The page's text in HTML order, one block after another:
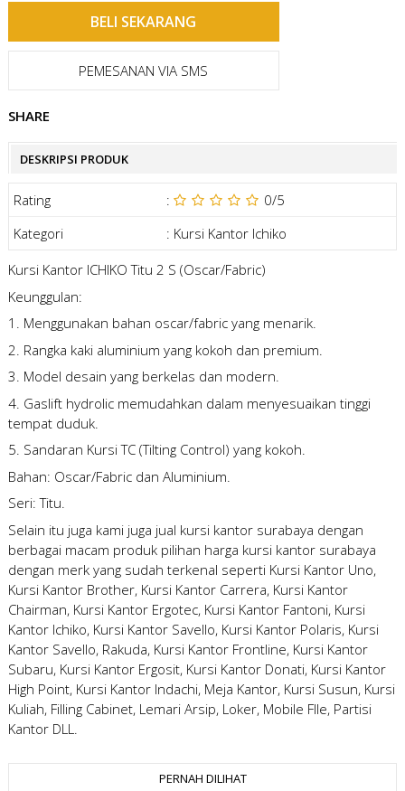
PEMESANAN VIA SMS
SHARE
DESKRIPSI PRODUK
Rating : 0/5
Kategori
: Kursi Kantor Ichiko
Kursi Kantor ICHIKO Titu 2 S (Oscar/Fabric)
Keunggulan:
1. Menggunakan bahan oscar/fabric yang menarik.
2. Rangka kaki aluminium yang kokoh dan premium.
3. Model desain yang berkelas dan modern.
4. Gaslift hydrolic memudahkan dalam menyesuaikan tinggi
tempat duduk.
5. Sandaran Kursi TC (Tilting Control) yang kokoh.
Bahan: Oscar/Fabric dan Aluminium.
Seri: Titu.
Selain itu juga kami juga jual kursi kantor surabaya dengan
berbagai macam produk pilihan harga kursi kantor surabaya
dengan merk yang sudah terkenal seperti Kursi Kantor Uno,
Kursi Kantor Brother, Kursi Kantor Carrera, Kursi Kantor
Chairman, Kursi Kantor Ergotec, Kursi Kantor Fantoni, Kursi
Kantor Ichiko, Kursi Kantor Savello, Kursi Kantor Polaris, Kursi
Kantor Savello, Rakuda, Kursi Kantor Frontline, Kursi Kantor
Subaru, Kursi Kantor Ergosit, Kursi Kantor Donati, Kursi Kantor
High Point, Kursi Kantor Indachi, Meja Kantor, Kursi Susun, Kursi
Kuliah, Filling Cabinet, Lemari Arsip, Loker, Mobile FIle, Partisi
Kantor DLL.
PERNAH DILIHAT